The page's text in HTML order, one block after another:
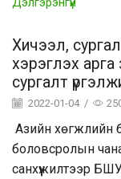
Хичээл,
хэрэглэх арга
сургалт
2022-01-04 /
Азийн хөгжлийн
боловсролын
санхүүжилтээр